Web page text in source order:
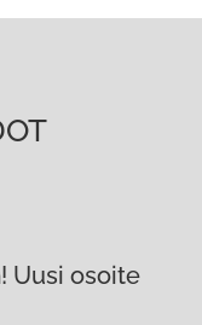
Uusi osoite